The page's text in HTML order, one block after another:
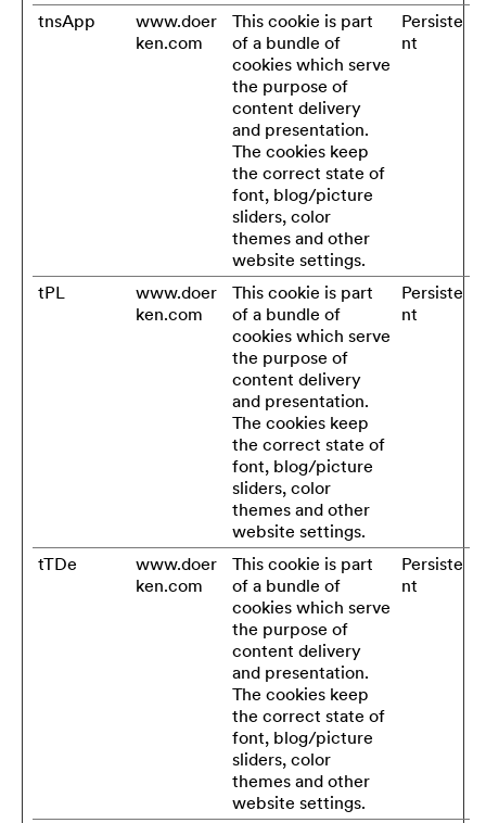
tnsApp
www.doer
ken.com
This cookie is part
of a bundle of
cookies which serve
the purpose of
content delivery
and presentation.
The cookies keep
the correct state of
font, blog/picture
sliders, color
themes and other
website settings.
Persiste
nt
tPL
www.doer
ken.com
This cookie is part
of a bundle of
cookies which serve
the purpose of
content delivery
and presentation.
The cookies keep
the correct state of
font, blog/picture
sliders, color
themes and other
website settings.
Persiste
nt
tTDe
www.doer
ken.com
This cookie is part
of a bundle of
cookies which serve
the purpose of
content delivery
and presentation.
The cookies keep
the correct state of
font, blog/picture
sliders, color
themes and other
website settings.
Persiste
nt